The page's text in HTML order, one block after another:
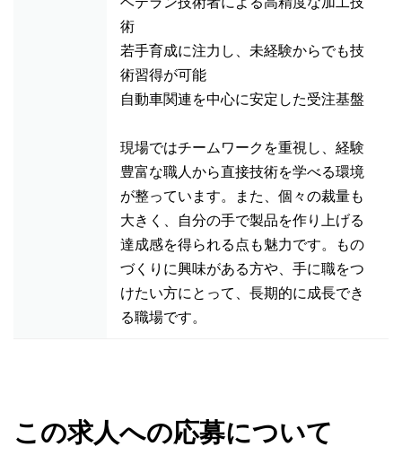
術
若手育成に注力し、未経験からでも技
術習得が可能
自動車関連を中心に安定した受注基盤
現場ではチームワークを重視し、経験
豊富な職人から直接技術を学べる環境
が整っています。また、個々の裁量も
大きく、自分の手で製品を作り上げる
達成感を得られる点も魅力です。もの
づくりに興味がある方や、手に職をつ
けたい方にとって、長期的に成長でき
る職場です。
この求人への応募について